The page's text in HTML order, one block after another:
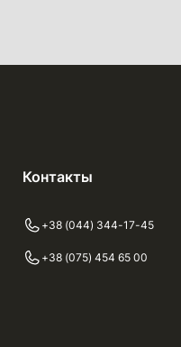
Контакты
+38 (044) 344-17-45
+38 (075) 454 65 00